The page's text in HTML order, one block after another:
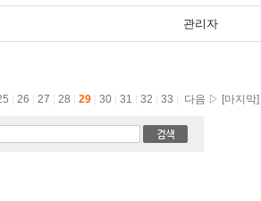
관리자
26 27 28 29 30 31 32 33 다음 ▷ [마지막]